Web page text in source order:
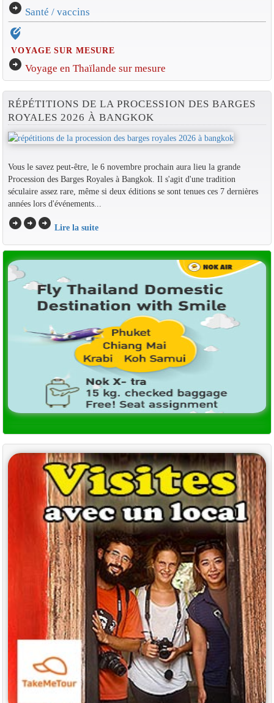
arrow_circle_right Santé / vaccins
edit_location_alt
VOYAGE SUR MESURE
arrow_circle_right Voyage en Thaïlande sur mesure
RÉPÉTITIONS DE LA PROCESSION DES BARGES
ROYALES 2026 À BANGKOK
Vous le savez peut-être, le 6 novembre prochain aura lieu la grande
Procession des Barges Royales à Bangkok. Il s'agit d'une tradition
séculaire assez rare, même si deux éditions se sont tenues ces 7 dernières
années lors d'événements...
arrow_circle_rightarrow_circle_rightarrow_circle_right Lire la suite